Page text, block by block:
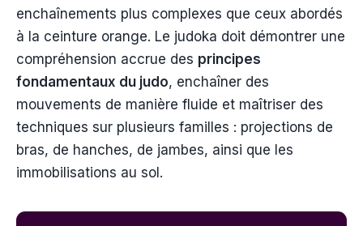
enchaînements plus complexes que ceux abordés
à la ceinture orange. Le judoka doit démontrer une
compréhension accrue des principes
fondamentaux du judo, enchaîner des
mouvements de manière fluide et maîtriser des
techniques sur plusieurs familles : projections de
bras, de hanches, de jambes, ainsi que les
immobilisations au sol.